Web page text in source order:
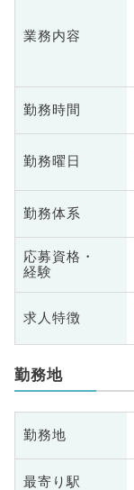
業務内容
勤務時間
勤務曜日
勤務体系
応募資格・
経験
求人特徴
勤務地
勤務地
最寄り駅